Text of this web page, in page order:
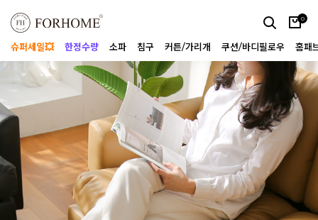
0
슈퍼세일💥 한정수량 소파 침구 커튼/가리개 쿠션/바디필로우 홈패